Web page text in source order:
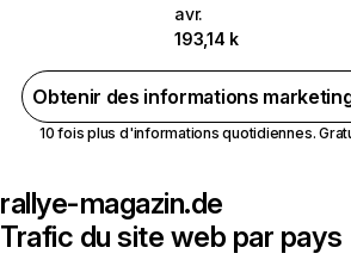
avr.
193,14 k
Obtenir des informations
10 fois plus d'informations quotidiennes.
rallye-magazin.de
Trafic du site web par pays